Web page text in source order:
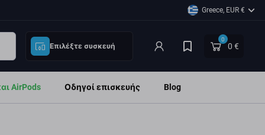
Greece, EUR €
Επιλέξτε συσκευή
0
0 €
AirPods Οδηγοί επισκευής Blog